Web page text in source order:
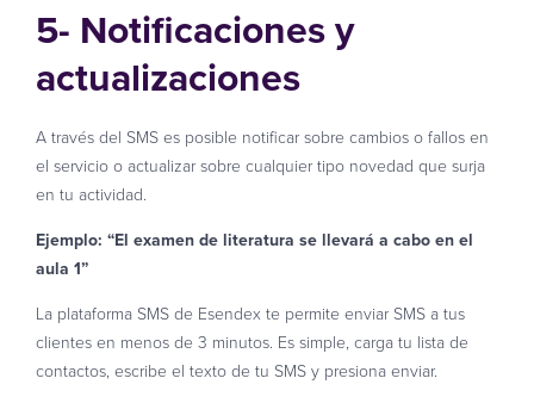
5- Notificaciones y
actualizaciones
A través del SMS es posible notificar sobre cambios o fallos en
el servicio o actualizar sobre cualquier tipo novedad que surja
en tu actividad.
Ejemplo: “El examen de literatura se llevará a cabo en el
aula 1”
La plataforma SMS de Esendex te permite enviar SMS a tus
clientes en menos de 3 minutos. Es simple, carga tu lista de
contactos, escribe el texto de tu SMS y presiona enviar.